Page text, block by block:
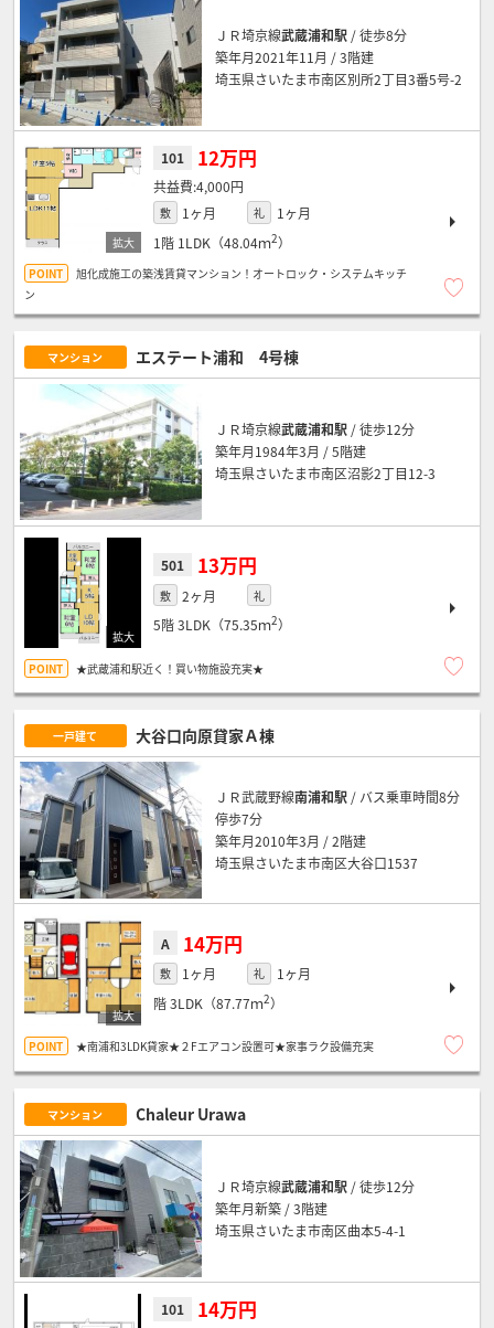
ＪＲ埼京線武蔵浦和駅 / 徒歩8分
築年月2021年11月 / 3階建
埼玉県さいたま市南区別所2丁目3番5号-2
101 12万円
4,000円
敷 1ヶ月 礼
1ヶ月
1階 1LDK（48.04ｍ2）
旭化成施工の築浅賃貸マンション！オートロック・システムキッチ
ン
マンション エステート浦和 4号棟
ＪＲ埼京線武蔵浦和駅 / 徒歩12分
築年月1984年3月 / 5階建
埼玉県さいたま市南区沼影2丁目12-3
501 13万円
敷 2ヶ月 礼
5階3LDK（75.35ｍ2）
★武蔵浦和駅近く！買い物施設充実★
一戸建て 大谷口向原貸家Ａ棟
ＪＲ武蔵野線南浦和駅 / バス乗車時間8分
停歩7分
築年月2010年3月 / 2階建
埼玉県さいたま市南区大谷口1537
A 14万円
敷 1ヶ月 礼
1ヶ月
階3LDK（87.77ｍ2）
★南浦和3LDK貸家★２Fエアコン設置可★家事ラク設備充実
マンション Chaleur Urawa
ＪＲ埼京線武蔵浦和駅 / 徒歩12分
築年月新築 / 3階建
埼玉県さいたま市南区曲本5-4-1
101 14万円